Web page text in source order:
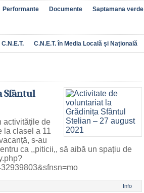
Performante Documente Saptamana verde
C.N.E.T. în Media Locală și Națională
Sfântul
activitățile de
la clasel a 11
s-au
ca ,,piticii,, să aibă un spațiu de
Info